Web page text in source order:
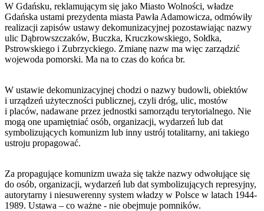
W Gdańsku, reklamującym się jako Miasto Wolności, władze
Gdańska ustami prezydenta miasta Pawła Adamowicza, odmówiły
realizacji zapisów ustawy dekomunizacyjnej pozostawiając nazwy
ulic Dąbrowszczaków, Buczka, Kruczkowskiego, Sołdka,
Pstrowskiego i Zubrzyckiego. Zmianę nazw ma więc zarządzić
wojewoda pomorski. Ma na to czas do końca br.
W ustawie dekomunizacyjnej chodzi o nazwy budowli, obiektów
i urządzeń użyteczności publicznej, czyli dróg, ulic, mostów
i placów, nadawane przez jednostki samorządu terytorialnego. Nie
mogą one upamiętniać osób, organizacji, wydarzeń lub dat
symbolizujących komunizm lub inny ustrój totalitarny, ani takiego
ustroju propagować.
Za propagujące komunizm uważa się także nazwy odwołujące się
do osób, organizacji, wydarzeń lub dat symbolizujących represyjny,
autorytarny i niesuwerenny system władzy w Polsce w latach 1944-
1989. Ustawa – co ważne - nie obejmuje pomników.